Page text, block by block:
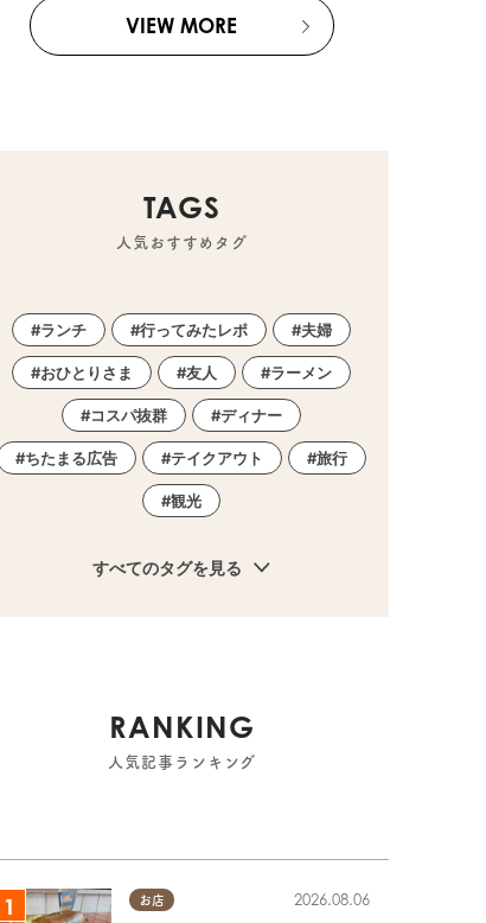
VIEW MORE
TAGS
人気おすすめタグ
ランチ 行ってみたレポ 夫婦
おひとりさま 友人 ラーメン
コスパ抜群 ディナー
ちたまる広告 テイクアウト 旅行
観光
すべてのタグを見る
RANKING
人気記事ランキング
お店 2026.08.06